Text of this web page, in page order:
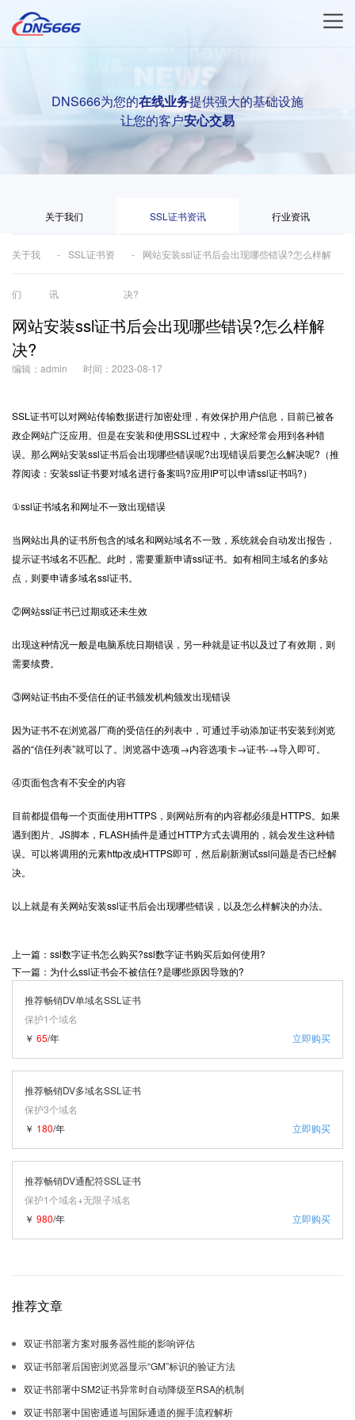
DNS666为您的在线业务提供强大的基础设施
让您的客户安心交易
关于我们 SSL证书资讯 行业资讯
关于我
们
SSL证书资
讯
网站安装ssl证书后会出现哪些错误?怎么样解
决?
网站安装ssl证书后会出现哪些错误?怎么样解
决?
编辑：admin 时间：2023-08-17
SSL证书可以对网站传输数据进行加密处理，有效保护用户信息，目前已被各
政企网站广泛应用。但是在安装和使用SSL过程中，大家经常会用到各种错
误。那么网站安装ssl证书后会出现哪些错误呢?出现错误后要怎么解决呢?（推
荐阅读：安装ssl证书要对域名进行备案吗?应用IP可以申请ssl证书吗?）
①ssl证书域名和网址不一致出现错误
当网站出具的证书所包含的域名和网站域名不一致，系统就会自动发出报告，
提示证书域名不匹配。此时，需要重新申请ssl证书。如有相同主域名的多站
点，则要申请多域名ssl证书。
②网站ssl证书已过期或还未生效
出现这种情况一般是电脑系统日期错误，另一种就是证书以及过了有效期，则
需要续费。
③网站证书由不受信任的证书颁发机构颁发出现错误
因为证书不在浏览器厂商的受信任的列表中，可通过手动添加证书安装到浏览
器的“信任列表”就可以了。浏览器中选项→内容选项卡→证书-→导入即可。
④页面包含有不安全的内容
目前都提倡每一个页面使用HTTPS，则网站所有的内容都必须是HTTPS。如果
遇到图片、JS脚本，FLASH插件是通过HTTP方式去调用的，就会发生这种错
误。可以将调用的元素http改成HTTPS即可，然后刷新测试ssl问题是否已经解
决。
以上就是有关网站安装ssl证书后会出现哪些错误，以及怎么样解决的办法。
上一篇：ssl数字证书怎么购买?ssl数字证书购买后如何使用?
下一篇：为什么ssl证书会不被信任?是哪些原因导致的?
推荐畅销DV单域名SSL证书
保护1个域名
立即购买
￥ 65/年
推荐畅销DV多域名SSL证书
保护3个域名
立即购买
￥ 180/年
推荐畅销DV通配符SSL证书
保护1个域名+无限子域名
立即购买
￥ 980/年
推荐文章
双证书部署方案对服务器性能的影响评估
双证书部署后国密浏览器显示“GM”标识的验证方法
双证书部署中SM2证书异常时自动降级至RSA的机制
双证书部署中国密通道与国际通道的握手流程解析